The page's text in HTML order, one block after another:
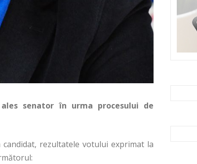
senator în urma procesului de
rezultatele votului exprimat la